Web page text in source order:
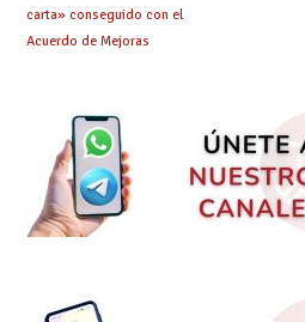
carta» conseguido con el
Acuerdo de Mejoras